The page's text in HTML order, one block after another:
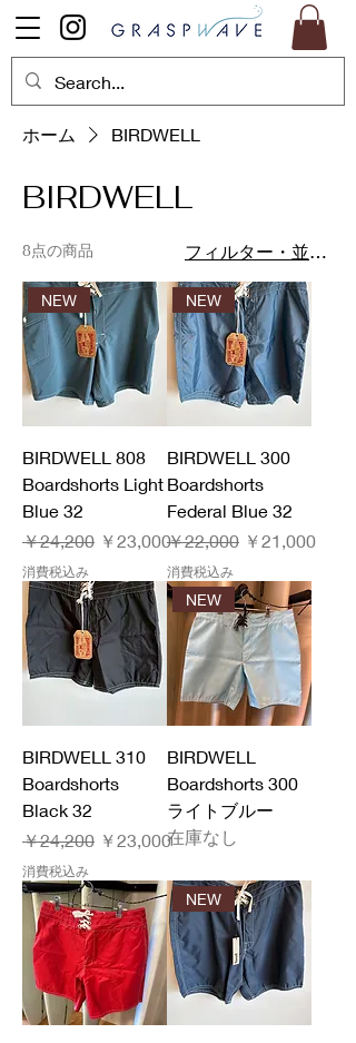
ホーム BIRDWELL
BIRDWELL
8点の商品 フィルター・並び替え
NEW
BIRDWELL 808
Boardshorts Light
Blue 32
通常価格
￥24,200 セール価格
￥23,000
消費税込み
NEW
BIRDWELL 300
Boardshorts
Federal Blue 32
通常価格
￥22,000 セール価格
￥21,000
消費税込み
BIRDWELL 310
Boardshorts
Black 32
通常価格
￥24,200 セール価格
￥23,000
消費税込み
NEW
BIRDWELL
Boardshorts 300
ライトブルー
在庫なし
NEW